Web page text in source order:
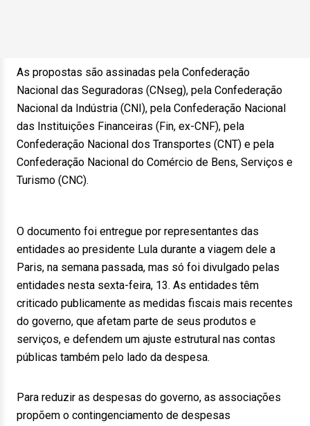
As propostas são assinadas pela Confederação
Nacional das Seguradoras (CNseg), pela Confederação
Nacional da Indústria (CNI), pela Confederação Nacional
das Instituições Financeiras (Fin, ex-CNF), pela
Confederação Nacional dos Transportes (CNT) e pela
Confederação Nacional do Comércio de Bens, Serviços e
Turismo (CNC).
O documento foi entregue por representantes das
entidades ao presidente Lula durante a viagem dele a
Paris, na semana passada, mas só foi divulgado pelas
entidades nesta sexta-feira, 13. As entidades têm
criticado publicamente as medidas fiscais mais recentes
do governo, que afetam parte de seus produtos e
serviços, e defendem um ajuste estrutural nas contas
públicas também pelo lado da despesa.
Para reduzir as despesas do governo, as associações
propõem o contingenciamento de despesas